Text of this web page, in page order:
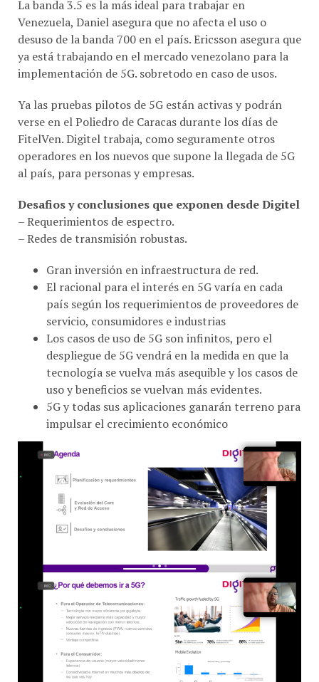
Venezuela, Daniel asegura que no afecta el uso o
desuso de la banda 700 en el país. Ericsson asegura que
ya está trabajando en el mercado venezolano para la
implementación de 5G. sobretodo en caso de usos.
verse en el Poliedro de Caracas durante los días de
FitelVen. Digitel trabaja, como seguramente otros
operadores en los nuevos que supone la llegada de 5G
al país, para personas y empresas.
– Requerimientos de espectro.
– Redes de transmisión robustas.
El racional para el interés en 5G varía en cada
país según los requerimientos de proveedores de
servicio, consumidores e industrias
Los casos de uso de 5G son infinitos, pero el
despliegue de 5G vendrá en la medida en que la
tecnología se vuelva más asequible y los casos de
uso y beneficios se vuelvan más evidentes.
5G y todas sus aplicaciones ganarán terreno para
impulsar el crecimiento económico